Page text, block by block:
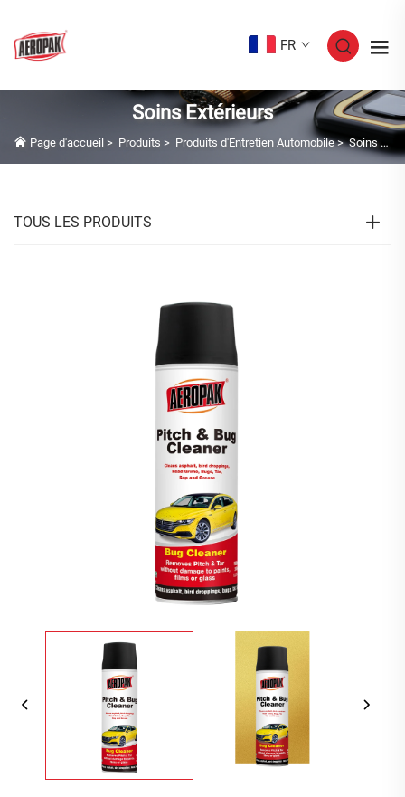
FR
Soins Extérieurs
Page d'accueil > Produits > Produits d'Entretien Automobile>Soins Extérieurs
TOUS LES PRODUITS